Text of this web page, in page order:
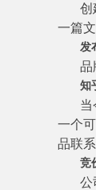
创
一篇
发
品
知
当
一个
品联
竞
公